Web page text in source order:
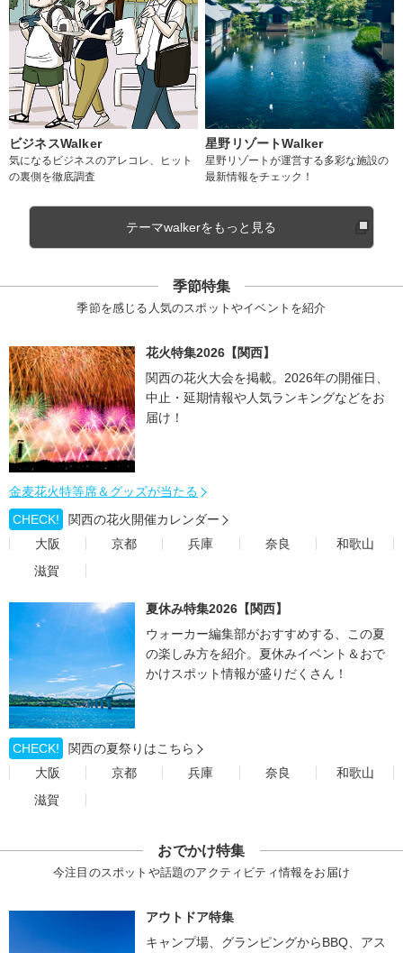
ビジネスWalker
気になるビジネスのアレコレ、ヒット
の裏側を徹底調査
星野リゾートWalker
星野リゾートが運営する多彩な施設の
最新情報をチェック！
テーマwalkerをもっと見る
季節特集
季節を感じる人気のスポットやイベントを紹介
花火特集2026【関西】
関西の花火大会を掲載。2026年の開催日、
中止・延期情報や人気ランキングなどをお
届け！
金麦花火特等席＆グッズが当たる
CHECK!
関西の花火開催カレンダー
大阪
京都 兵庫 奈良
和歌山
滋賀
夏休み特集2026【関西】
ウォーカー編集部がおすすめする、この夏
の楽しみ方を紹介。夏休みイベント＆おで
かけスポット情報が盛りだくさん！
CHECK!
関西の夏祭りはこちら
大阪
京都 兵庫 奈良
和歌山
滋賀
おでかけ特集
今注目のスポットや話題のアクティビティ情報をお届け
アウトドア特集
キャンプ場、グランピングからBBQ、アス